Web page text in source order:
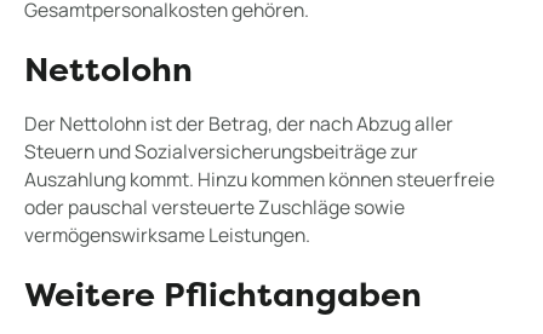
Gesamtpersonalkosten gehören.
Nettolohn
Der Nettolohn ist der Betrag, der nach Abzug aller
Steuern und Sozialversicherungsbeiträge zur
Auszahlung kommt. Hinzu kommen können steuerfreie
oder pauschal versteuerte Zuschläge sowie
vermögenswirksame Leistungen.
Weitere Pflichtangaben